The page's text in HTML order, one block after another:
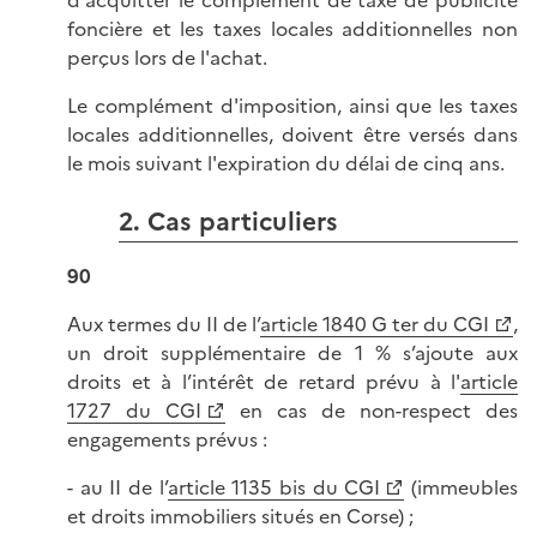
foncière et les taxes locales additionnelles non
perçus lors de l'achat.
Le complément d'imposition, ainsi que les taxes
locales additionnelles, doivent être versés dans
le mois suivant l'expiration du délai de cinq ans.
2. Cas particuliers
90
Aux termes du II de l’article 1840 G ter du CGI
,
un droit supplémentaire de 1 % s’ajoute aux
droits et à l’intérêt de retard prévu à l'article
1727 du CGI
en cas de non-respect des
engagements prévus :
- au II de l’article 1135 bis du CGI
(immeubles
et droits immobiliers situés en Corse) ;